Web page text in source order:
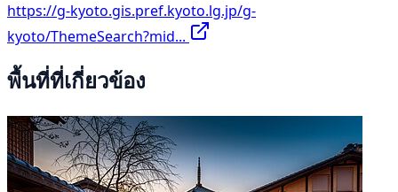
https://g-kyoto.gis.pref.kyoto.lg.jp/g-
kyoto/ThemeSearch?mid...
พื้นที่ที่เกี่ยวข้อง